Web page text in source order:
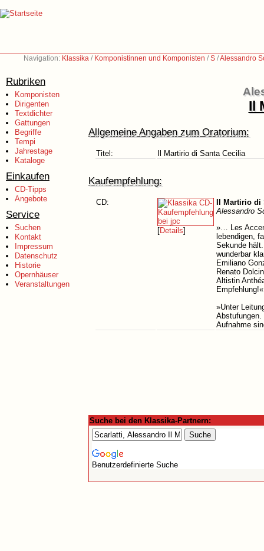
Navigation: Klassika / Komponistinnen und Komponisten /S /Alessandro
Rubriken
Komponisten
Dirigenten
Textdichter
Gattungen
Begriffe
Tempi
Jahrestage
Kataloge
Einkaufen
CD-Tipps
Angebote
Service
Suchen
Kontakt
Impressum
Datenschutz
Historie
Opernhäuser
Veranstaltungen
Il
Allgemeine Angaben zum Oratorium:
Titel: Il Martirio di Santa Cecilia
Kaufempfehlung:
CD:
[Details]
Il Martirio di
Alessandro
»… Les
lebendigen,
Sekunde
wunderbar
Emiliano
Renato
Altistin
»Unter
Abstufungen.
Aufnahme
Suche bei den Klassika-Partnern:
Benutzerdefinierte Suche